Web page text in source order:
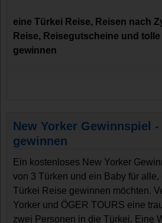
eine Türkei Reise, Reisen nach
Reise, Reisegutscheine und
gewinnen
New Yorker Gewinnspiel
gewinnen
Ein kostenloses New Yorker
von 3 Türken und ein Baby für
Türkei Reise gewinnen möchten.
Yorker und ÖGER TOURS eine
zwei Personen in die Türkei. Eine